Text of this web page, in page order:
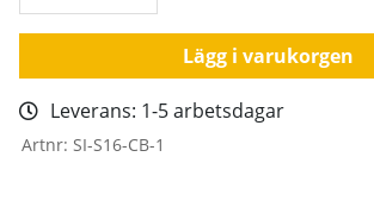
Lägg i varukorgen
Leverans: 1-5 arbetsdagar
Artnr: SI-S16-CB-1